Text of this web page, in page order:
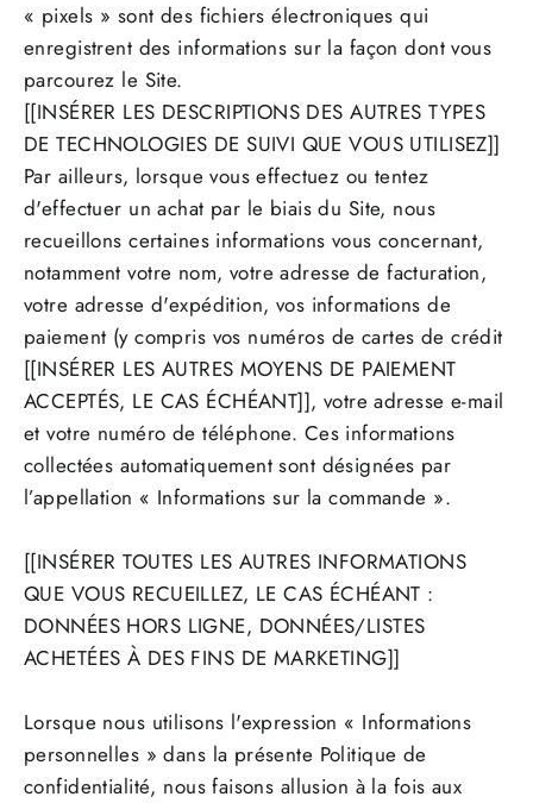
« pixels » sont des fichiers électroniques qui
enregistrent des informations sur la façon dont vous
parcourez le Site.
[[INSÉRER LES DESCRIPTIONS DES AUTRES TYPES
DE TECHNOLOGIES DE SUIVI QUE VOUS UTILISEZ]]
Par ailleurs, lorsque vous effectuez ou tentez
d'effectuer un achat par le biais du Site, nous
recueillons certaines informations vous concernant,
notamment votre nom, votre adresse de facturation,
votre adresse d'expédition, vos informations de
paiement (y compris vos numéros de cartes de crédit
[[INSÉRER LES AUTRES MOYENS DE PAIEMENT
ACCEPTÉS, LE CAS ÉCHÉANT]], votre adresse e-mail
et votre numéro de téléphone. Ces informations
collectées automatiquement sont désignées par
l’appellation « Informations sur la commande ».
[[INSÉRER TOUTES LES AUTRES INFORMATIONS
QUE VOUS RECUEILLEZ, LE CAS ÉCHÉANT :
DONNÉES HORS LIGNE, DONNÉES/LISTES
ACHETÉES À DES FINS DE MARKETING]]
Lorsque nous utilisons l'expression « Informations
personnelles » dans la présente Politique de
confidentialité, nous faisons allusion à la fois aux